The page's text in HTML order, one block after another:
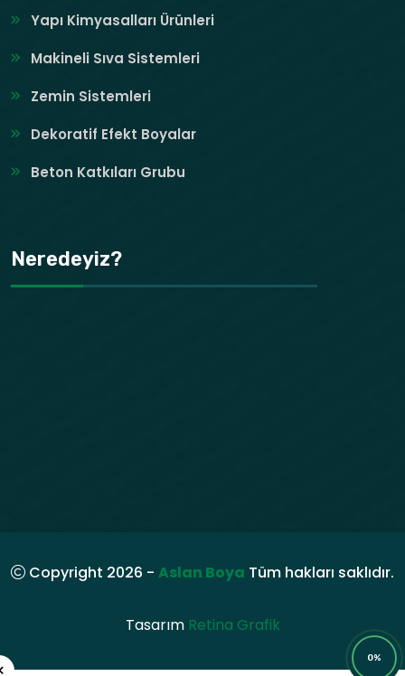
Yapı Kimyasalları Ürünleri
Makineli Sıva Sistemleri
Zemin Sistemleri
Dekoratif Efekt Boyalar
Beton Katkıları Grubu
Neredeyiz?
Copyright 2026 - Aslan Boya Tüm hakları saklıdır.
Tasarım Retina Grafik
0%